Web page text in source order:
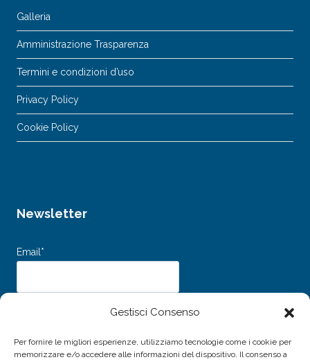
Gestisci Consenso
Per fornire le migliori esperienze, utilizziamo tecnologie come i cookie per
memorizzare e/o accedere alle informazioni del dispositivo. Il consenso a
Galleria
Amministrazione Trasparenza
Termini e condizioni d’uso
Privacy Policy
Cookie Policy
Newsletter
Email*
e acconsento al trattamento dei miei dati personali